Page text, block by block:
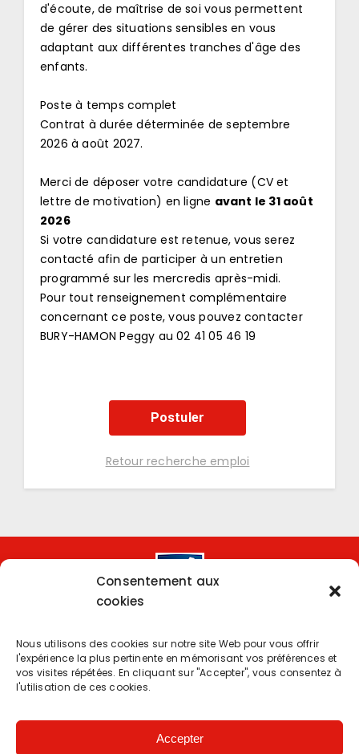
Consentement aux
cookies
Nous utilisons des cookies sur notre site Web pour vous offrir
l'expérience la plus pertinente en mémorisant vos préférences et
vos visites répétées. En cliquant sur "Accepter", vous consentez à
l'utilisation de ces cookies.
Accepter
d'écoute, de maîtrise de soi vous permettent
de gérer des situations sensibles en vous
adaptant aux différentes tranches d'âge des
enfants.
Poste à temps complet
Contrat à durée déterminée de septembre
2026 à août 2027.
Merci de déposer votre candidature (CV et
lettre de motivation) en ligne avant le 31 août
2026
Si votre candidature est retenue, vous serez
contacté afin de participer à un entretien
programmé sur les mercredis après-midi.
Pour tout renseignement complémentaire
concernant ce poste, vous pouvez contacter
BURY-HAMON Peggy au 02 41 05 46 19
Postuler
Retour recherche emploi
Copyright 2024 | Powered byEolia Software
Protection des données.–Accessibilité : partiellement
conforme